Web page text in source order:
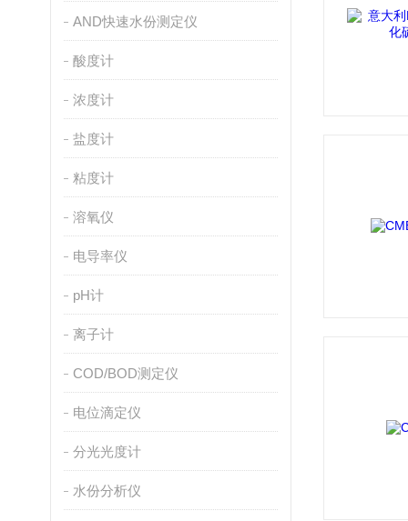
AND快速水份测定仪
酸度计
浓度计
盐度计
粘度计
溶氧仪
电导率仪
pH计
离子计
COD/BOD测定仪
电位滴定仪
分光光度计
水份分析仪